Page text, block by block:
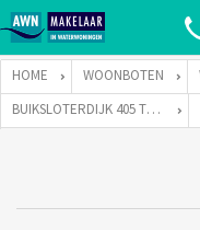
HOME WOONBOTEN
BUIKSLOTERDIJK 405 TE 1034 ZA AMSTERDAM